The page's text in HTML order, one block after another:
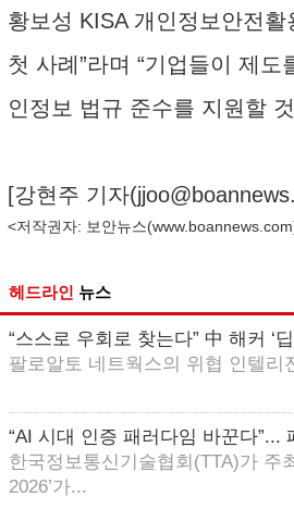
황보성 KISA 개인정보안전
첫 사례”라며 “기업들이 제
인정보 법규 준수를 지원할
[강현주 기자(
<저작권자: 보안뉴스(www.boannews.com
헤드라인 뉴스
“스스로 우회로 찾는다” 中 해커 ‘
팔로알토 네트웍스의 위협 인텔리
“AI 시대 인증 패러다임 바꾼다”...
한국정보통신기술협회(TTA)가 주
2026’가...